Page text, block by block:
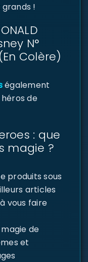
!
N°
Colère)
également
de
: que
magie ?
produits sous
articles
vous faire
de
et